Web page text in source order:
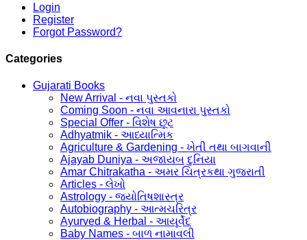
Login
Register
Forgot Password?
Categories
Gujarati Books
New Arrival - નવા પુસ્તકો
Coming Soon - નવા આવનારા પુસ્તકો
Special Offer - વિશેષ છૂટ
Adhyatmik - આધ્યાત્મિક
Agriculture & Gardening - ખેતી તથા બાગવાની
Ajayab Duniya - અજાયબ દુનિયા
Amar Chitrakatha - અમર ચિત્રકથા ગુજરાતી
Articles - લેખો
Astrology - જ્યોતિષશાસ્ત્ર
Autobiography - આત્મચરિત્ર
Ayurved & Herbal - આયૂર્વેદ
Baby Names - બાળ નામાવલી